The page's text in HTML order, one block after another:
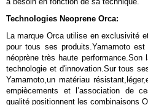
Technologies Neoprene Orca:
La marque Orca utilise en exclusivité
pour tous ses produits.Yamamoto
néoprène très haute
technologie et d'innovation.Sur tous
Yamamoto,un matériau
empiècements et l’association de
qualité positionnent les combinaisons